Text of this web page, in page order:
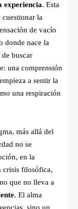
experiencia. Esta
la
de vacío
donde nace la
buscar
una comprensión
a sentir la
una respiración
más allá del
no se
en la
crisis filosófica,
que no lleva a
. El alma